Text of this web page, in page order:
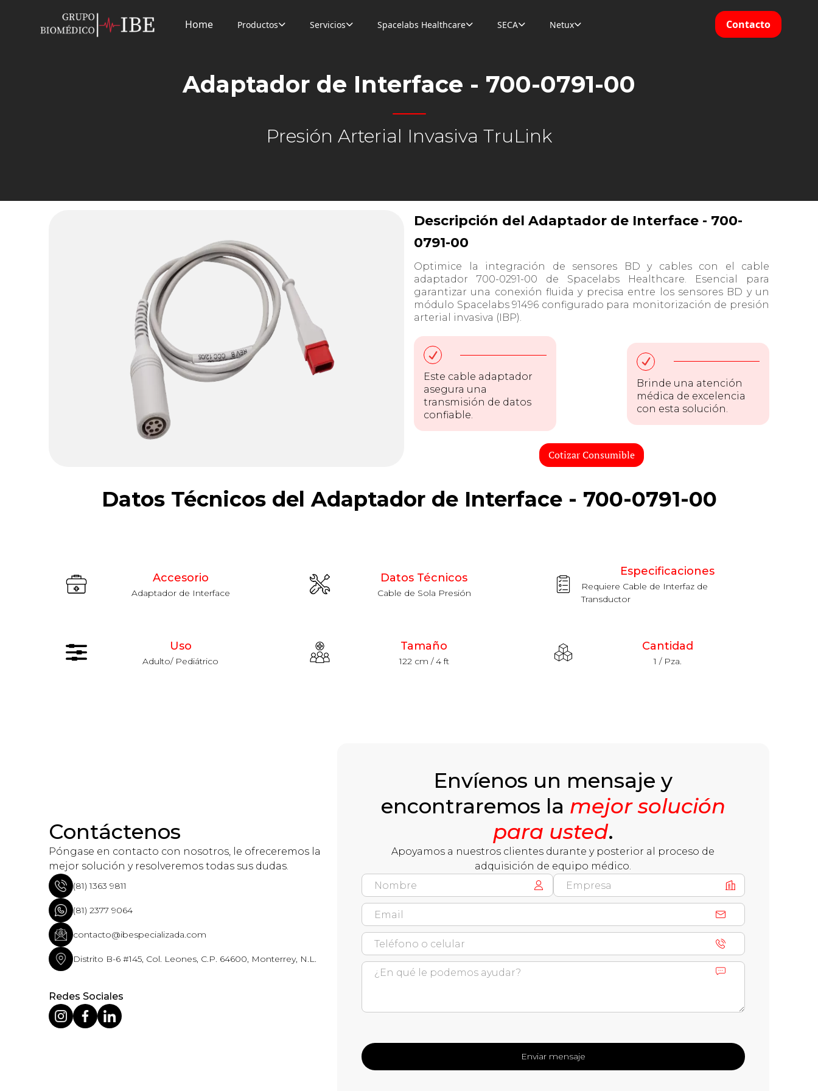
Home Productos Servicios Spacelabs Healthcare SECA Netux Contacto
Adaptador de Interface - 700-0791-00
Presión Arterial Invasiva TruLink
Descripción del Adaptador de Interface - 700-
0791-00
Optimice la integración de sensores BD y cables con el cable
adaptador 700-0291-00 de Spacelabs Healthcare. Esencial para
garantizar una conexión fluida y precisa entre los sensores BD y un
módulo Spacelabs 91496 configurado para monitorización de presión
arterial invasiva (IBP).
Este cable adaptador
asegura una
transmisión de datos
confiable.
Brinde una atención
médica de excelencia
con esta solución.
Cotizar Consumible
Datos Técnicos del Adaptador de Interface - 700-0791-00
Accesorio
Adaptador de Interface
Datos Técnicos
Cable de Sola Presión
Especificaciones
Requiere Cable de Interfaz de
Transductor
Uso
Adulto/ Pediátrico
Tamaño
122 cm / 4 ft
Cantidad
1 / Pza.
Contáctenos
Póngase en contacto con nosotros, le ofreceremos la
mejor solución y resolveremos todas sus dudas.
(81) 1363 9811
(81) 2377 9064
contacto@ibespecializada.com
Distrito B-6 #145, Col. Leones, C.P. 64600, Monterrey, N.L.
Redes Sociales
Envíenos un mensaje y
encontraremos la mejor solución
para usted.
Apoyamos a nuestros clientes durante y posterior al proceso de
adquisición de equipo médico.